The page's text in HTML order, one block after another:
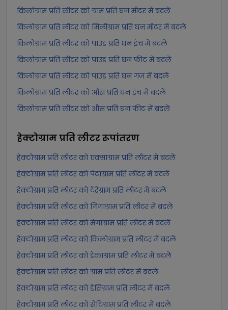
किलोग्राम प्रति लीटर को ग्राम प्रति घन मीटर में बदलें
किलोग्राम प्रति लीटर को मिलीग्राम प्रति घन मीटर में बदलें
किलोग्राम प्रति लीटर को पाउंड प्रति घन इंच में बदलें
किलोग्राम प्रति लीटर को पाउंड प्रति घन फीट में बदलें
किलोग्राम प्रति लीटर को पाउंड प्रति घन गज में बदलें
किलोग्राम प्रति लीटर को औंस प्रति घन इंच में बदलें
किलोग्राम प्रति लीटर को औंस प्रति घन फीट में बदलें
हेक्टोग्राम प्रति लीटररूपांतरण
हेक्टोग्राम प्रति लीटर को एक्साग्राम प्रति लीटर में बदलें
हेक्टोग्राम प्रति लीटर को पेटाग्राम प्रति लीटर में बदलें
हेक्टोग्राम प्रति लीटर को टेरेग्राम प्रति लीटर में बदलें
हेक्टोग्राम प्रति लीटर को गिगाग्राम प्रति लीटर में बदलें
हेक्टोग्राम प्रति लीटर को मेगाग्राम प्रति लीटर में बदलें
हेक्टोग्राम प्रति लीटर को किलोग्राम प्रति लीटर में बदलें
हेक्टोग्राम प्रति लीटर को डेकाग्राम प्रति लीटर में बदलें
हेक्टोग्राम प्रति लीटर को ग्राम प्रति लीटर में बदलें
हेक्टोग्राम प्रति लीटर को डेसिग्राम प्रति लीटर में बदलें
हेक्टोग्राम प्रति लीटर को सेंटिग्राम प्रति लीटर में बदलें